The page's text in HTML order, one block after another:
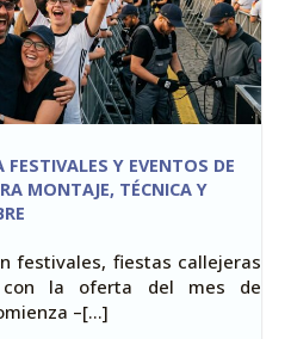
Y EVENTOS DE
MONTAJE, TÉCNICA Y
festivales, fiestas callejeras
la oferta del mes de
–[…]